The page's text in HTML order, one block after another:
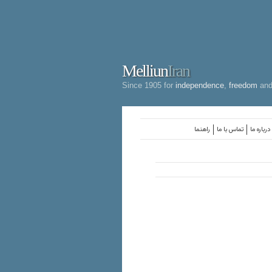
MelliunIran
Since 1905 for independence freedom
راهنما تماس با ما درباره ما